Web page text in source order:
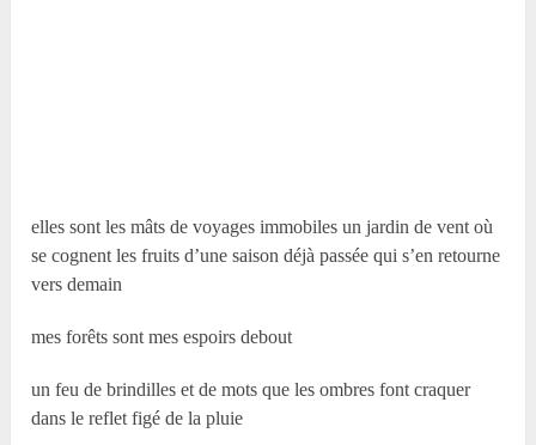
elles sont les mâts de voyages immobiles un jardin de vent où
se cognent les fruits d’une saison déjà passée qui s’en retourne
vers demain
mes forêts sont mes espoirs debout
un feu de brindilles et de mots que les ombres font craquer
dans le reflet figé de la pluie